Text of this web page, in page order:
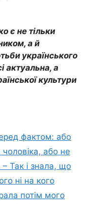
є не тільки
а й
українського
актуальна, а
культури
фактом: або
або не
– Так і знала, що
ні на кого
потім мого